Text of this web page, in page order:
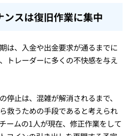
ンスは復旧作業に集中
は、入金や出金要求が通るまでに
トレーダーに多くの不快感を与え
停止は、混雑が解消されるまで、
救うための手段であると考えられ
ームの1人が現在、修正作業をして